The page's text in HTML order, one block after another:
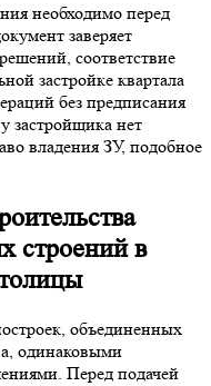
необходимо перед
заверяет
соответствие
застройке квартала
без предписания
застройщика нет
владения ЗУ, подобное
строений в
объединенных
одинаковыми
Перед подачей